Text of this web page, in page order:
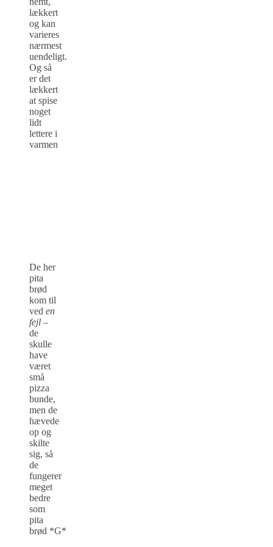
lækkert
og kan
varieres
nærmest
uendeligt.
Og så
er det
lækkert
at spise
noget
lidt
lettere i
varmen
De her
pita
brød
kom til
ved en
fejl –
de
skulle
have
været
små
pizza
bunde,
men de
hævede
op og
skilte
sig, så
de
fungerer
meget
bedre
som
pita
brød *G*